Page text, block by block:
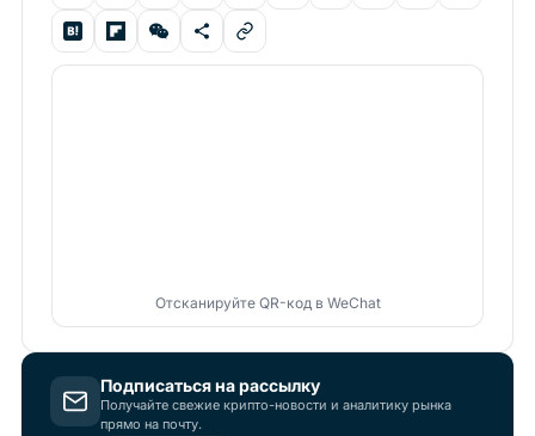
Отсканируйте QR-код в WeChat
Подписаться на рассылку
Получайте свежие крипто-новости и аналитику рынка
прямо на почту.